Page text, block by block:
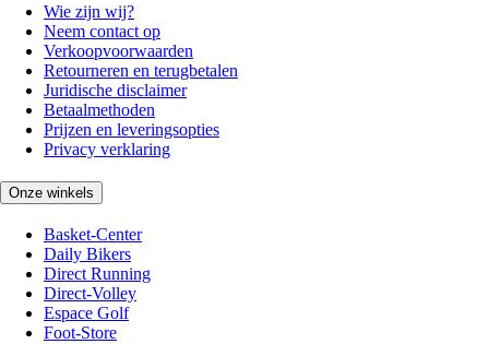
Wie zijn wij?
Neem contact op
Verkoopvoorwaarden
Retourneren en terugbetalen
Juridische disclaimer
Betaalmethoden
Prijzen en leveringsopties
Privacy verklaring
Onze winkels
Basket-Center
Daily Bikers
Direct Running
Direct-Volley
Espace Golf
Foot-Store